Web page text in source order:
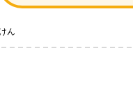
ん